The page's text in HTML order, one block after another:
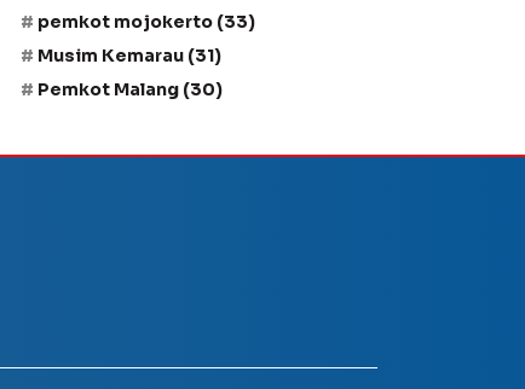
pemkot mojokerto (33)
Musim Kemarau (31)
Pemkot Malang (30)